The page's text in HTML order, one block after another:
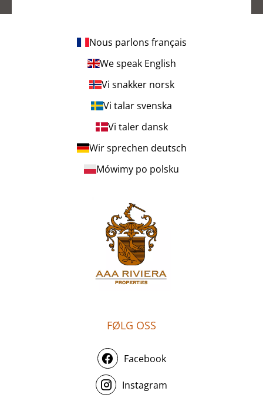
Nous parlons français
We speak English
Vi snakker norsk
Vi talar svenska
Vi taler dansk
Wir sprechen deutsch
Mówimy po polsku
FØLG OSS
Facebook
Instagram